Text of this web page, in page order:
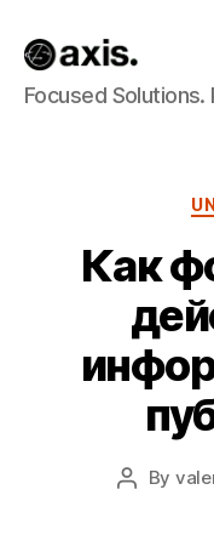
Axis
Builds
Focused
Как
Post
By